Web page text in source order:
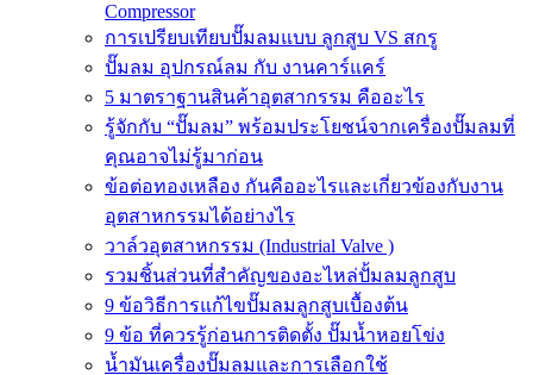
Compressor
การเปรียบเทียบปั๊มลมแบบ ลูกสูบ VS สกรู
ปั๊มลม อุปกรณ์ลม กับ งานคาร์แคร์
5 มาตราฐานสินค้าอุตสากรรม คืออะไร
รู้จักกับ “ปั๊มลม” พร้อมประโยชน์จากเครื่องปั๊มลมที่
คุณอาจไม่รู้มาก่อน
ข้อต่อทองเหลือง กันคืออะไรและเกี่ยวข้องกับงาน
อุตสาหกรรมได้อย่างไร
วาล์วอุตสาหกรรม (Industrial Valve )
รวมชิ้นส่วนที่สำคัญของอะไหล่ปั้มลมลูกสูบ
9 ข้อวิธีการแก้ไขปั๊มลมลูกสูบเบื้องต้น
9 ข้อ ที่ควรรู้ก่อนการติดตั้ง ปั๊มน้ำหอยโข่ง
น้ำมันเครื่องปั๊มลมและการเลือกใช้